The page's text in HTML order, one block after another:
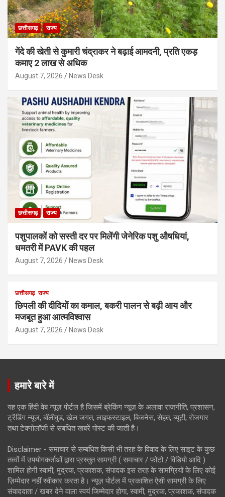
छत्तीसगढ़ राज्य
गेंदे की खेती से कुमारी चंद्राकर ने बढ़ाई आमदनी, प्रति एकड़
कमाए 2 लाख से अधिक
August 7, 2026 News Desk
छत्तीसगढ़ राज्य
पशुपालकों को सस्ती दर पर मिलेंगी जेनेरिक पशु औषधियां,
धमतरी में PAVK की पहल
August 7, 2026 News Desk
छत्तीसगढ़ राज्य
छिपली की दीदियों का कमाल, बकरी पालन से बढ़ी आय और
मजबूत हुआ आत्मविश्वास
August 7, 2026 News Desk
हमारे बारे में
यह एक हिंदी वेब न्यूज़ पोर्टल है जिसमें ब्रेकिंग न्यूज़ के अलावा राजनीति, प्रशासन,
ट्रेंडिंग न्यूज, बॉलीवुड, खेल जगत, लाइफस्टाइल, बिजनेस, सेहत, ब्यूटी, रोजगार
तथा टेक्नोलॉजी से संबंधित खबरें पोस्ट की जाती है।
Disclaimer - समाचार से सम्बंधित किसी भी तरह के विवाद के लिए साइट के कुछ
तत्वों में उपयोगकर्ताओं द्वारा प्रस्तुत सामग्री ( समाचार / फोटो / विडियो आदि )
शामिल होगी स्वामी, मुद्रक, प्रकाशक, संपादक इस तरह के सामग्रियों के लिए कोई
ज़िम्मेदार नहीं स्वीकार करता है। न्यूज़ पोर्टल में प्रकाशित ऐसी सामग्री के लिए
संवाददाता / खबर देने वाला स्वयं जिम्मेदार होगा, स्वामी, मुद्रक, प्रकाशक, संपादक